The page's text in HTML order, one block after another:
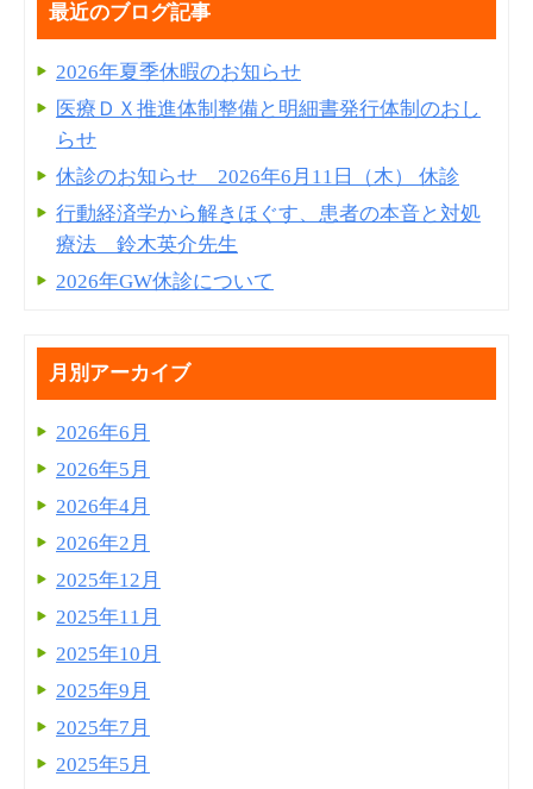
最近のブログ記事
2026年夏季休暇のお知らせ
医療ＤＸ推進体制整備と明細書発⾏体制のおし
らせ
休診のお知らせ 2026年6月11日（木） 休診
行動経済学から解きほぐす、患者の本音と対処
療法 鈴木英介先生
2026年GW休診について
月別アーカイブ
2026年6月
2026年5月
2026年4月
2026年2月
2025年12月
2025年11月
2025年10月
2025年9月
2025年7月
2025年5月